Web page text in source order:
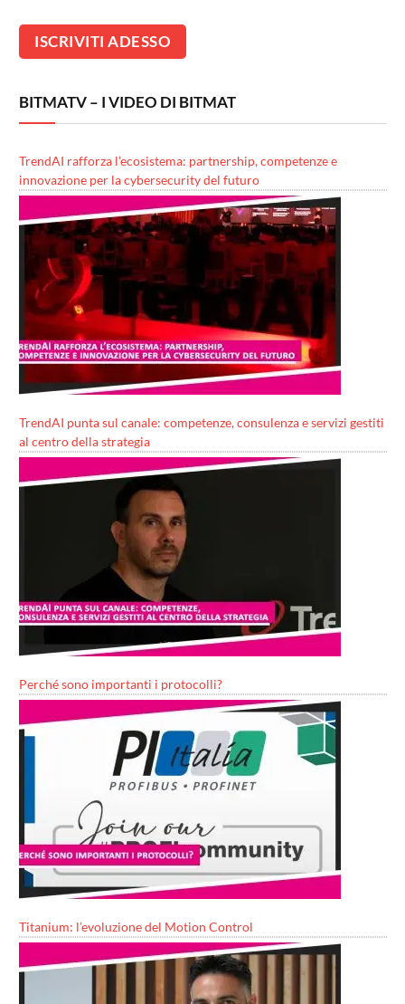
BITMATV – I VIDEO DI BITMAT
TrendAI rafforza l’ecosistema: partnership, competenze e
innovazione per la cybersecurity del futuro
TrendAI punta sul canale: competenze, consulenza e servizi gestiti
al centro della strategia
Perché sono importanti i protocolli?
Titanium: l’evoluzione del Motion Control